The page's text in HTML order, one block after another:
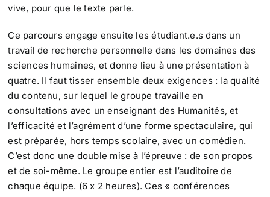
vive, pour que le texte parle.
Ce parcours engage ensuite les étudiant.e.s dans un
travail de recherche personnelle dans les domaines des
sciences humaines, et donne lieu à une présentation à
quatre. Il faut tisser ensemble deux exigences : la qualité
du contenu, sur lequel le groupe travaille en
consultations avec un enseignant des Humanités, et
l’efficacité et l’agrément d’une forme spectaculaire, qui
est préparée, hors temps scolaire, avec un comédien.
C’est donc une double mise à l’épreuve : de son propos
et de soi-même. Le groupe entier est l’auditoire de
chaque équipe. (6 x 2 heures). Ces « conférences